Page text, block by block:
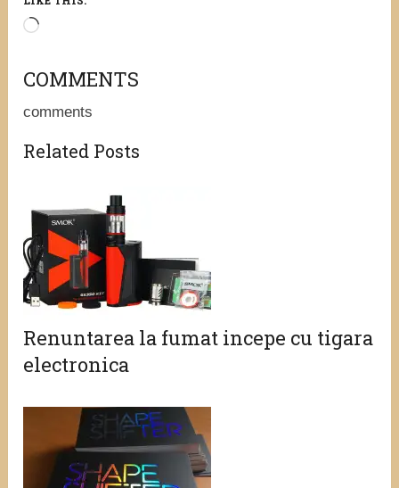
Loading…
COMMENTS
comments
Related Posts
Renuntarea la fumat incepe cu tigara
electronica